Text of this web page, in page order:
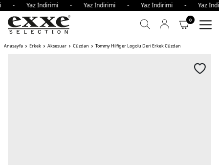
- Yaz İndirimi - Yaz İndirimi - Yaz İndirimi -
0
Anasayfa Erkek Aksesuar Cüzdan Tommy Hilfiger Logolu Deri Erkek Cüzdan